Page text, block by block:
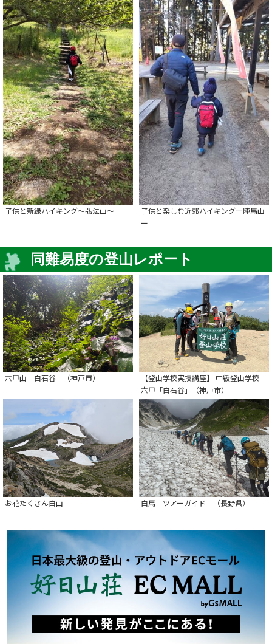
子供と新緑ハイキング～弘法山～
子供と楽しむ近郊ハイキングー陣馬山
ー
同難易度の登山レポート
六甲山 白石谷 （神戸市）
【登山学校実技講座】 中級登山学校
六甲「白石谷」（神戸市）
お花たくさん白山 白馬 ツアーガイド （長野県）